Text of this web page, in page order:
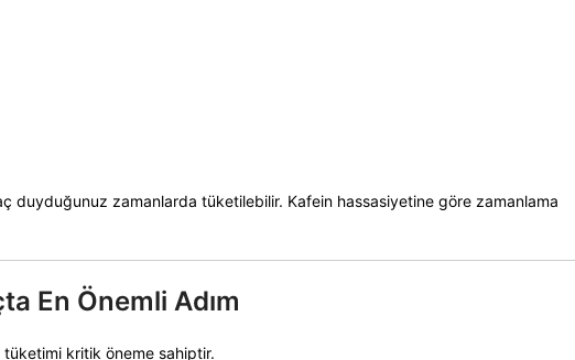
duyduğunuz zamanlarda tüketilebilir. Kafein hassasiyetine göre zamanlama
En Önemli Adım
kritik öneme sahiptir.